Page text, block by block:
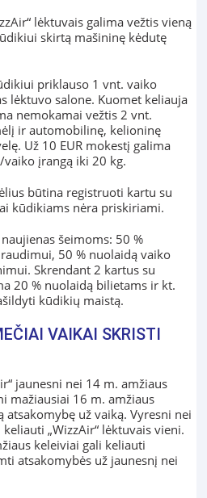
lėktuvais galima vežtis vieną
skirtą mašininę kėdutę
priklauso 1 vnt. vaiko
lėktuvo salone. Kuomet keliauja
nemokamai vežtis 2 vnt.
ir automobilinę, kelioninę
Už 10 EUR mokestį galima
įrangą iki 20 kg.
būtina registruoti kartu su
kūdikiams nėra priskiriami.
šeimoms: 50 %
50 % nuolaidą vaiko
Skrendant 2 kartus su
20 % nuolaidą bilietams ir kt.
kūdikių maistą.
VAIKAI SKRISTI
jaunesni nei 14 m. amžiaus
mažiausiai 16 m. amžiaus
atsakomybę už vaiką. Vyresni nei
„WizzAir“ lėktuvais vieni.
keleiviai gali keliauti
atsakomybės už jaunesnį nei